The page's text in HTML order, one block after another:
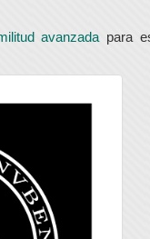
avanzadapara